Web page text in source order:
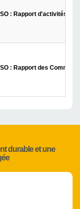
: Rapport d'activités
: Rapport des
durable et une